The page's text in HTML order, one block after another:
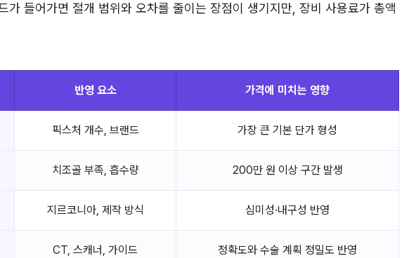
가 들어가면 절개 범위와 오차를 줄이는 장점이 생기지만, 장비 사용료가 총액
반영 요소 가격에 미치는 영향
픽스처 개수, 브랜드 가장 큰 기본 단가 형성
치조골 부족, 흡수량 200만 원 이상 구간 발생
지르코니아, 제작 방식 심미성·내구성 반영
CT, 스캐너, 가이드 정확도와 수술 계획 정밀도 반영